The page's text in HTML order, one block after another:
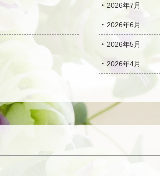
2026年7月
2026年6月
2026年5月
2026年4月